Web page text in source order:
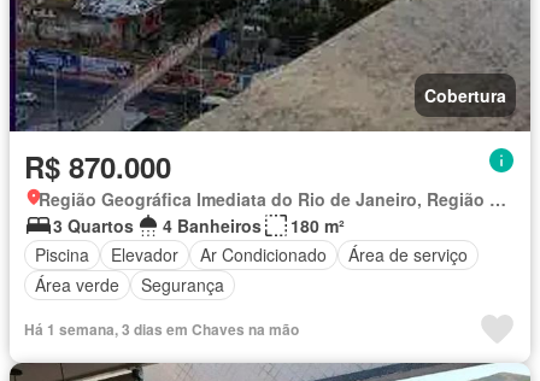
Cobertura
R$ 870.000
Região Geográfica Imediata do Rio de Janeiro, Região Metropolitana do Rio de Janeiro
3 Quartos
4 Banheiros
180 m²
Piscina
Elevador Ar Condicionado
Área de serviço
Área verde
Segurança
Há 1 semana, 3 dias em Chaves na mão